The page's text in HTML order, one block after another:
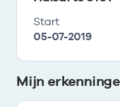
Start
05-07-2019
Mijn